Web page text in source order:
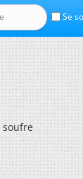
Se
soufre